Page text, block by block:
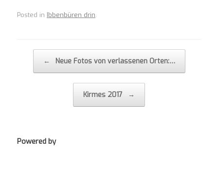
Posted in Ibbenbüren drin.
← Neue Fotos von verlassenen Orten:…
Kirmes 2017 →
Powered by